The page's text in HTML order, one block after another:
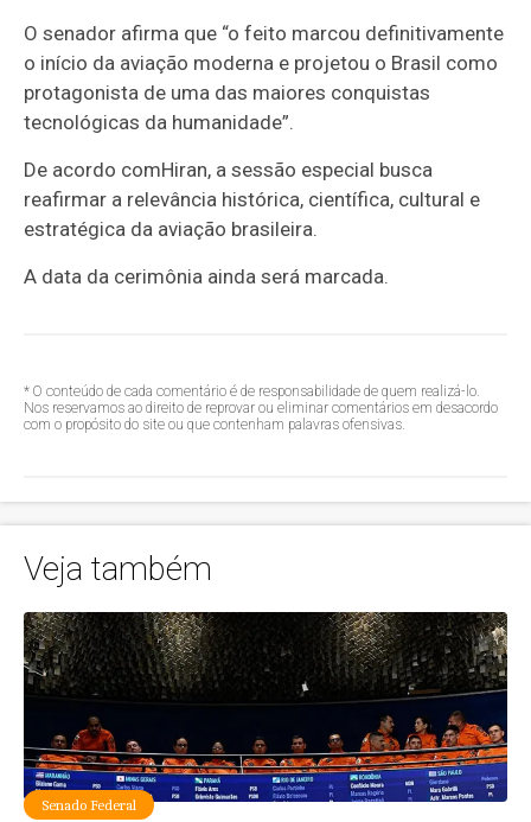
O senador afirma que “o feito marcou definitivamente
o início da aviação moderna e projetou o Brasil como
protagonista de uma das maiores conquistas
tecnológicas da humanidade”.
De acordo comHiran, a sessão especial busca
reafirmar a relevância histórica, científica, cultural e
estratégica da aviação brasileira.
A data da cerimônia ainda será marcada.
* O conteúdo de cada comentário é de responsabilidade de quem realizá-lo.
Nos reservamos ao direito de reprovar ou eliminar comentários em desacordo
com o propósito do site ou que contenham palavras ofensivas.
Veja também
Senado Federal